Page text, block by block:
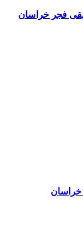
فجر خراسان
خراسان